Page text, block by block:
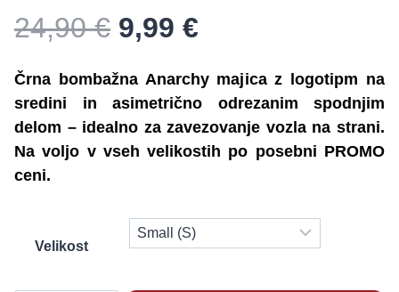
24,90€ Izvirna
cena
je
bila:
24,90 €.
9,99 €
je:
9,99 €.
Črna bombažna Anarchy majica z logotipm na
sredini in asimetrično odrezanim spodnjim
delom – idealno za zavezovanje vozla na strani.
Na voljo v vseh velikostih po posebni PROMO
ceni.
Velikost